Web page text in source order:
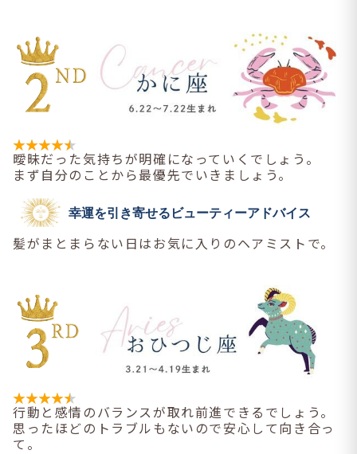
曖昧だった気持ちが明確になっていくでしょう。
まず自分のことから最優先でいきましょう。
幸運を引き寄せるビューティーアドバイス
髪がまとまらない日はお気に入りのヘアミストで。
行動と感情のバランスが取れ前進できるでしょう。
思ったほどのトラブルもないので安心して向き合っ
て。